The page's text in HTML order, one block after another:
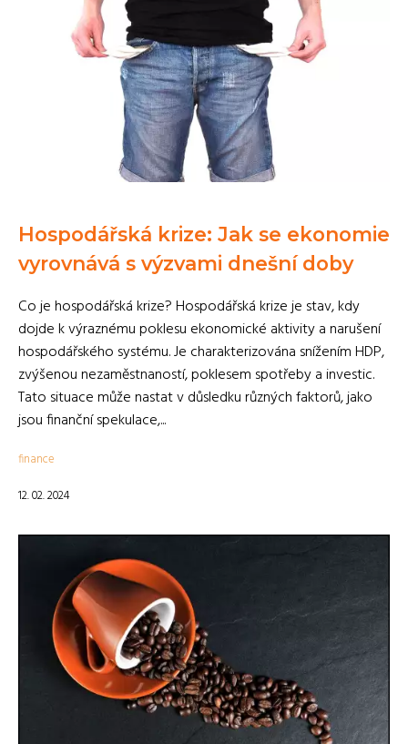
Hospodářská krize: Jak se ekonomie
vyrovnává s výzvami dnešní doby
Co je hospodářská krize? Hospodářská krize je stav, kdy
dojde k výraznému poklesu ekonomické aktivity a narušení
hospodářského systému. Je charakterizována snížením HDP,
zvýšenou nezaměstnaností, poklesem spotřeby a investic.
Tato situace může nastat v důsledku různých faktorů, jako
jsou finanční spekulace,...
finance
12. 02. 2024